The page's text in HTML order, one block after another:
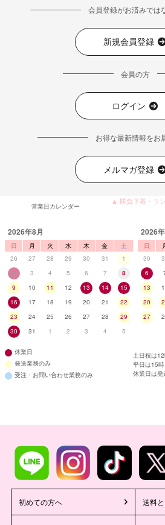
会員登録がお済みでは
新規会員登録
会員の方
ログイン
お得な最新情報をお
メルマガ登録
▲ 勝負下着・ラ
営業日カレンダー
2026年8月
日 月 火 水 木 金
土
26
27 28 29 30 31
1
2
3 4 5 6 7
8
9
10 11 12 13 14
15
16
17 18 19 20 21
22
23
24 25 26 27 28
29
30
31 1 2 3 4 5
2026
日
30
6
13
20
27
休業日
発送業務のみ
受注・お問い合わせ業務のみ
土日祝は12
平日は15時
休業日は発
初めての方へ 送料